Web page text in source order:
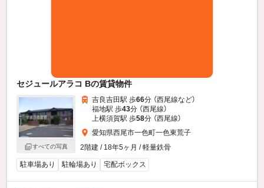
セジュールアラコ Bの賃貸物件
すべての写真
吉良吉田駅 歩66分 （西尾線など）
福地駅 歩43分 （西尾線）
上横須賀駅 歩58分 （西尾線）
愛知県西尾市一色町一色東荒子
2階建 / 18年5ヶ月 / 軽量鉄骨
駐車場あり 駐輪場あり 宅配ボックス